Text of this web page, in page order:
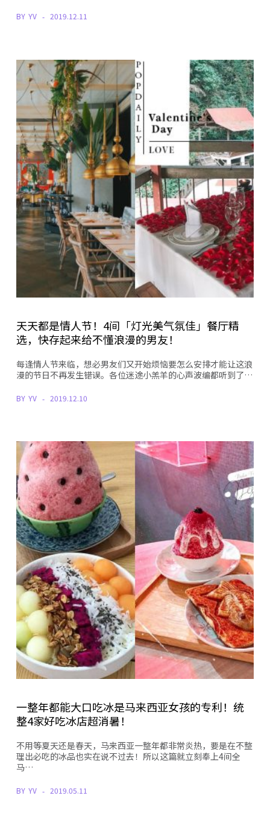
BY YV 2019.12.11
天天都是情人节！4间「灯光美气氛佳」餐厅精
选，快存起来给不懂浪漫的男友！
每逢情人节来临，想必男友们又开始烦恼要怎么安排才能让这浪
漫的节日不再发生错误。各位迷途小羔羊的心声波编都听到了…
BY YV 2019.12.10
一整年都能大口吃冰是马来西亚女孩的专利！统
整4家好吃冰店超消暑！
不用等夏天还是春天，马来西亚一整年都非常炎热，要是在不整
理出必吃的冰品也实在说不过去！所以这篇就立刻奉上4间全
马…
BY YV 2019.05.11